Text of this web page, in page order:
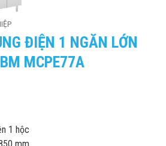
ĐIỆN 1 NGĂN LỚN
MCPE77A
1 hộc